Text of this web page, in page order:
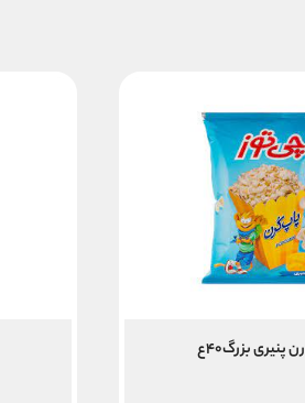
پنیری بزرگ۴۰ع